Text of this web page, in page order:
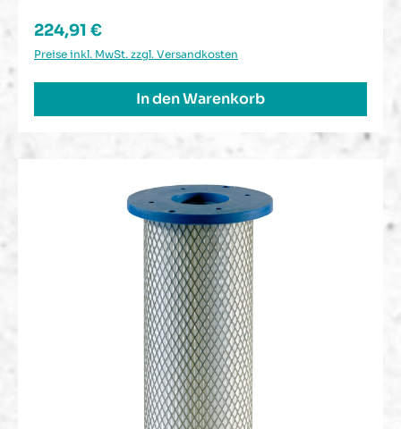
Regulärer Preis:
224,91 €
Preise inkl. MwSt. zzgl. Versandkosten
In den Warenkorb